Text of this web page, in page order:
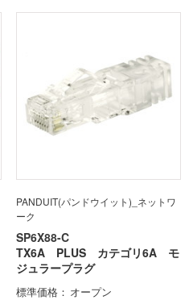
PANDUIT(パンドウイット)_ネットワ
ーク
SP6X88-C
TX6A PLUS カテゴリ6A モ
ジュラープラグ
標準価格
オープン